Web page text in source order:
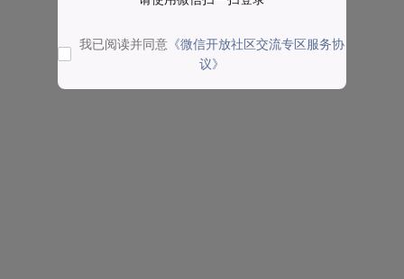
我已阅读并同意 《微信开放社区交流专区服务协
议》